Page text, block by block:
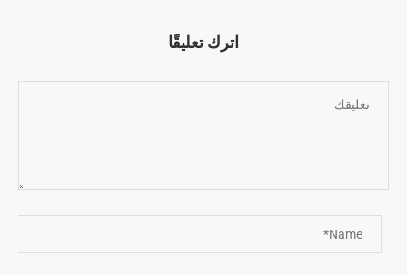
اترك تعليقًا